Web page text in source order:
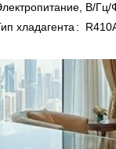
В/Гц/
хладагента :